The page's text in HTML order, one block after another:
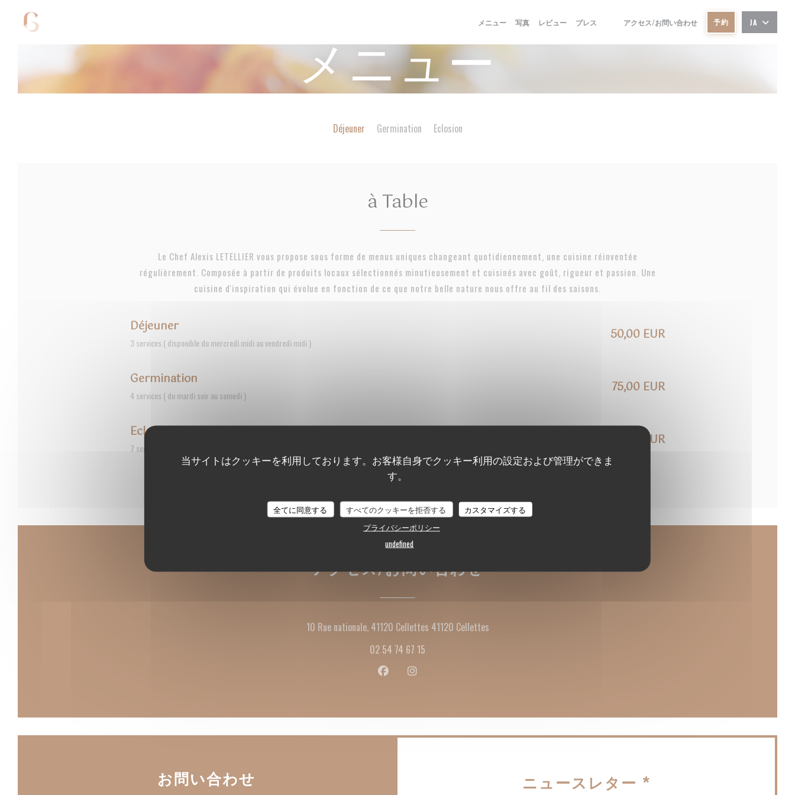
クッキー利用の管理について
当サイトはクッキーを利用しております。お客様自身でクッキー利用の設定および管理ができま
す。
全てに同意する すべてのクッキーを拒否する
カスタマイズする
プライバシーポリシー
undefined
メニュー 写真 レビュー プレス
((新しいウィンドウで開きます))
((新しいウィンドウで開きます))
アクセス/お問い合わせ 予約 JA
メニュー
Déjeuner Germination Eclosion
à Table
Le Chef Alexis LETELLIER vous propose sous forme de menus uniques changeant quotidiennement, une cuisine réinventée
régulièrement. Composée à partir de produits locaux sélectionnés minutieusement et cuisinés avec goût, rigueur et passion. Une
cuisine d'inspiration qui évolue en fonction de ce que notre belle nature nous offre au fil des saisons.
Déjeuner
3 services ( disponible du mercredi midi au vendredi midi ) 50,00 EUR
Germination
4 services ( du mardi soir au samedi ) 75,00 EUR
Eclosion
7 services (servi tous les soirs ainsi que le samedi midi) 115,00 EUR
アクセス/お問い合わせ
10 Rue nationale, 41120 Cellettes 41120 Cellettes((新しいウィンドウで開きます))
02 54 74 67 15
Facebook ((新しいウィンドウで開きます))
Instagram ((新しいウィンドウで開きます))
お問い合わせ ニュースレター *